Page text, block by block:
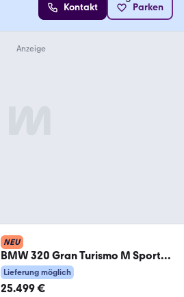
Kontakt Parken
NEU
BMW 320 Gran Turismo M Sport
Kamera Alarm HUD 19Zoll
Lieferung möglich
25.499 €